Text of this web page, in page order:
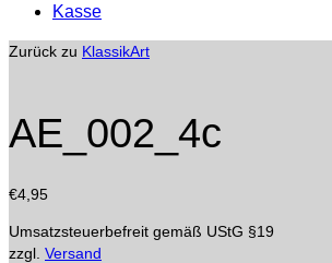
Kasse
Zurück zu KlassikArt
AE_002_4c
€4,95
Umsatzsteuerbefreit gemäß UStG §19
zzgl. Versand